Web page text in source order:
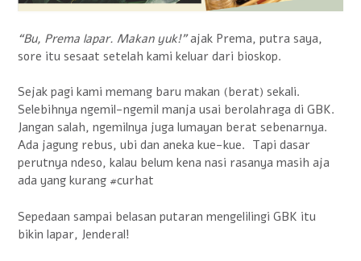
“Bu, Prema lapar. Makan yuk!”ajak Prema, putra saya,
sore itu sesaat setelah kami keluar dari bioskop.
Sejak pagi kami memang baru makan (berat) sekali.
Selebihnya ngemil-ngemil manja usai berolahraga di GBK.
Jangan salah, ngemilnya juga lumayan berat sebenarnya.
Ada jagung rebus, ubi dan aneka kue-kue. Tapi dasar
perutnya ndeso, kalau belum kena nasi rasanya masih aja
ada yang kurang #curhat
Sepedaan sampai belasan putaran mengelilingi GBK itu
bikin lapar, Jenderal!